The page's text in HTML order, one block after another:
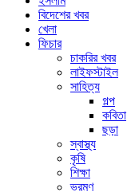
বিদেশের খবর
খেলা
ফিচার
চাকরির খবর
লাইফস্টাইল
সাহিত্য
গল্প
কবিতা
ছড়া
স্বাস্থ্য
কৃষি
শিক্ষা
ভ্রমণ